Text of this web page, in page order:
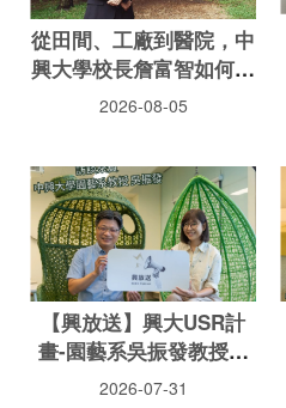
從田間、工廠到醫院，中
興大學校長詹富智如何用
AI翻轉大學教育？
2026-08-05
【興放送】興大USR計
畫-園藝系吳振發教授聊
園藝療育
2026-07-31